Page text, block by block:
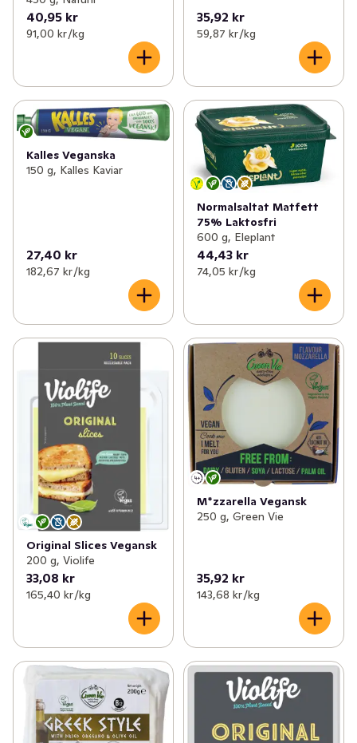
40,95 kr
91,00 kr /kg
35,92 kr
59,87 kr /kg
Kalles Veganska
150 g, Kalles Kaviar
27,40 kr
182,67 kr /kg
Normalsaltat Matfett
75% Laktosfri
600 g, Eleplant
44,43 kr
74,05 kr /kg
Original Slices Vegansk
200 g, Violife
33,08 kr
165,40 kr /kg
M*zzarella Vegansk
250 g, Green Vie
35,92 kr
143,68 kr /kg